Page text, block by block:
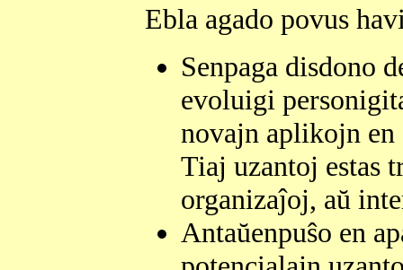
Ebla agado povus
Senpaga disdono
evoluigi
novajn aplikojn en
Tiaj uzantoj estas
organizaĵoj, aŭ
Antaŭenpuŝo en